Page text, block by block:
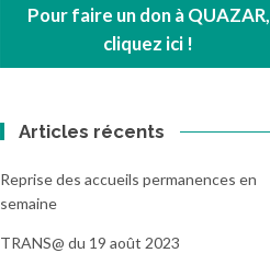
Pour faire un don à QUAZAR,
cliquez ici !
Articles récents
Reprise des accueils permanences en
semaine
TRANS@ du 19 août 2023